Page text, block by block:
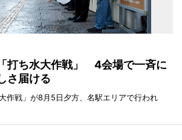
打ち水大作戦」 4会場で一斉に
さ届ける
作戦」が8月5日夕方、名駅エリアで行われ